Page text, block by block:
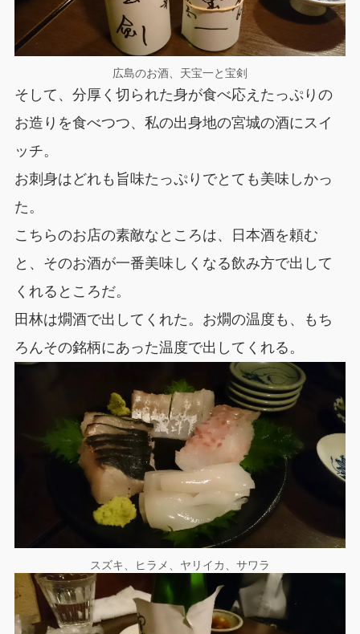
広島のお酒、天宝一と宝剣
そして、分厚く切られた身が食べ応えたっぷりの
お造りを食べつつ、私の出身地の宮城の酒にスイ
ッチ。
お刺身はどれも旨味たっぷりでとても美味しかっ
た。
こちらのお店の素敵なところは、日本酒を頼む
と、そのお酒が一番美味しくなる飲み方で出して
くれるところだ。
田林は燗酒で出してくれた。お燗の温度も、もち
ろんその銘柄にあった温度で出してくれる。
スズキ、ヒラメ、ヤリイカ、サワラ